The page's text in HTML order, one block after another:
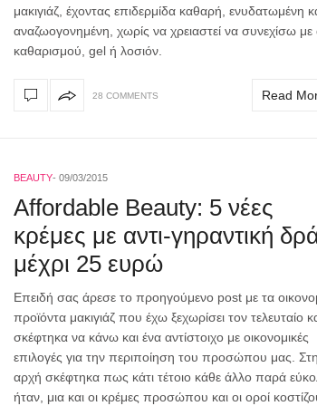
μακιγιάζ, έχοντας επιδερμίδα καθαρή, ενυδατωμένη
αναζωογονημένη, χωρίς να χρειαστεί να συνεχίσω
καθαρισμού, gel ή λοσιόν.
28 COMMENTS Read
BEAUTY 09/03/2015
Affordable Beauty: 5 νέες
κρέμες με αντι-γηραντική
μέχρι 25 ευρώ
Επειδή σας άρεσε το προηγούμενο post με τα
προϊόντα μακιγιάζ που έχω ξεχωρίσει τον τελευταίο
σκέφτηκα να κάνω και ένα αντίστοιχο με οικονομικές
επιλογές για την περιποίηση του προσώπου μας.
αρχή σκέφτηκα πως κάτι τέτοιο κάθε άλλο παρά
ήταν, μια και οι κρέμες προσώπου και οι οροί